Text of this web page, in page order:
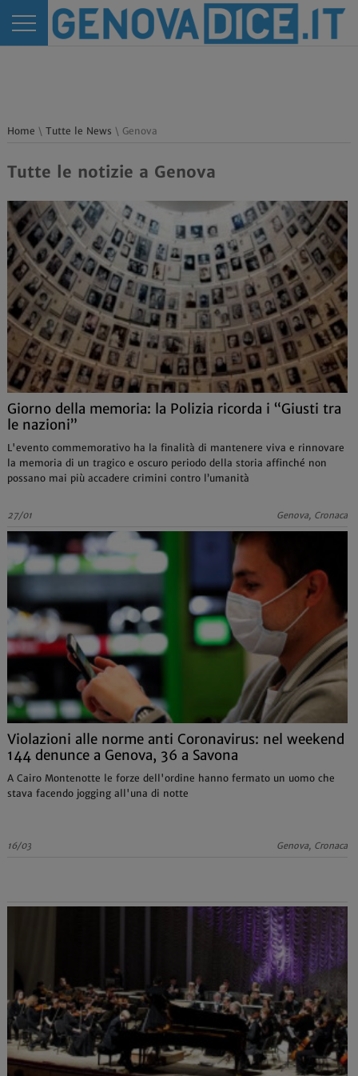
Home \ Tutte le News \ Genova
Tutte le notizie a Genova
Giorno della memoria: la Polizia ricorda i “Giusti tra
le nazioni”
L'evento commemorativo ha la finalità di mantenere viva e rinnovare
la memoria di un tragico e oscuro periodo della storia affinché non
possano mai più accadere crimini contro l’umanità
27/01 Genova, Cronaca
Violazioni alle norme anti Coronavirus: nel weekend
144 denunce a Genova, 36 a Savona
A Cairo Montenotte le forze dell'ordine hanno fermato un uomo che
stava facendo jogging all'una di notte
16/03 Genova, Cronaca